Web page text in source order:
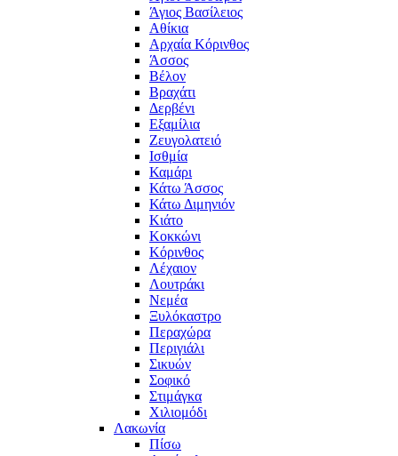
Άγιος Βασίλειος
Αθίκια
Αρχαία Κόρινθος
Άσσος
Βέλον
Βραχάτι
Δερβένι
Εξαμίλια
Ζευγολατειό
Ισθμία
Καμάρι
Κάτω Άσσος
Κάτω Διμηνιόν
Κιάτο
Κοκκώνι
Κόρινθος
Λέχαιον
Λουτράκι
Νεμέα
Ξυλόκαστρο
Περαχώρα
Περιγιάλι
Σικυών
Σοφικό
Στιμάγκα
Χιλιομόδι
Λακωνία
Πίσω